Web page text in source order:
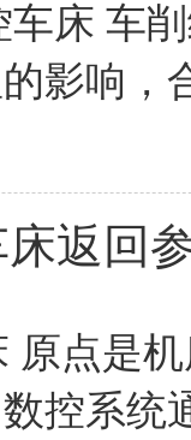
床 车
影响，
返回
原点是
控系统